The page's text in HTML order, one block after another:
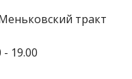
тракт
19.00